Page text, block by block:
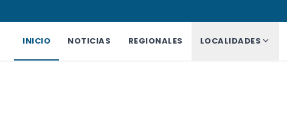
INICIO NOTICIAS REGIONALES LOCALIDADES